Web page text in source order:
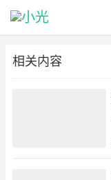
相关内容